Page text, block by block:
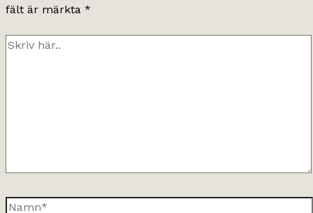
fält är märkta *
Skriv
Namn*